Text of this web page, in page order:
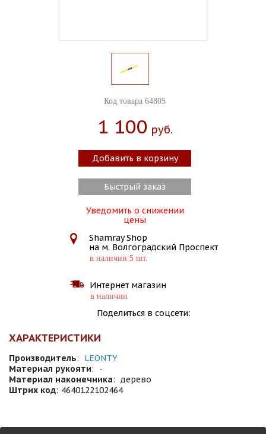
Код товара 64805
1 100 Руб.
Добавить в корзину
Быстрый заказ
Уведомить о снижении
цены
Shamray Shop
на м. Волгоградский Проспект
в наличии 5 шт.
Интернет магазин
в наличии
Поделиться в соцсети:
ХАРАКТЕРИСТИКИ
Производитель:
LEONTY
Материал рукояти:
-
Материал наконечника: дерево
Штрих код: 4640122102464